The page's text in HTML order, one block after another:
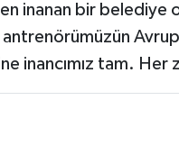
inanan bir belediye
antrenörümüzün
inancımız tam. Her